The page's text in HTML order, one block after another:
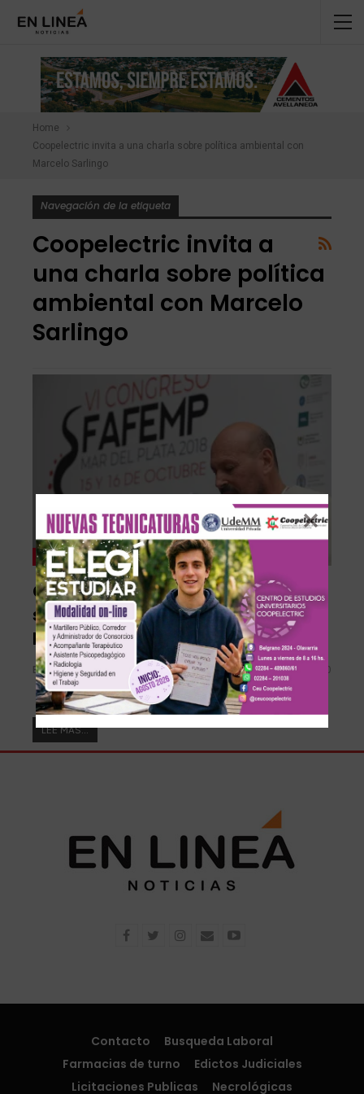
Home
Coopelectric invita a una charla sobre política ambiental con
Marcelo Sarlingo
Navegación de la etiqueta
Coopelectric invita a
una charla sobre política
ambiental con Marcelo
Sarlingo
Ciudad
Coopelectric invita a una charla
sobre política ambiental con
Marcelo Sarlingo
En Linea Noticias Abr 22, 2026 0
LEE MAS...
Contacto
Busqueda Laboral
Farmacias de turno
Edictos Judiciales
Licitaciones Publicas
Necrológicas